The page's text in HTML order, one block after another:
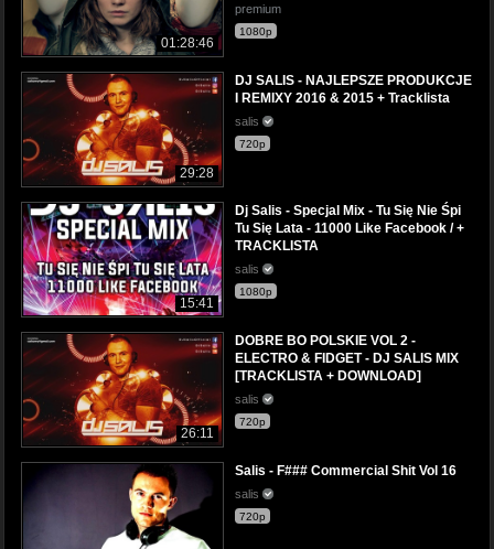
01:28:46
premium
1080p
29:28
DJ SALIS - NAJLEPSZE PRODUKCJE
I REMIXY 2016 & 2015 + Tracklista
salis
720p
15:41
Dj Salis - Specjal Mix - Tu Się Nie Śpi
Tu Się Lata - 11000 Like Facebook / +
TRACKLISTA
salis
1080p
26:11
DOBRE BO POLSKIE VOL 2 -
ELECTRO & FIDGET - DJ SALIS MIX
[TRACKLISTA + DOWNLOAD]
salis
720p
Salis - F### Commercial Shit Vol 16
salis
720p